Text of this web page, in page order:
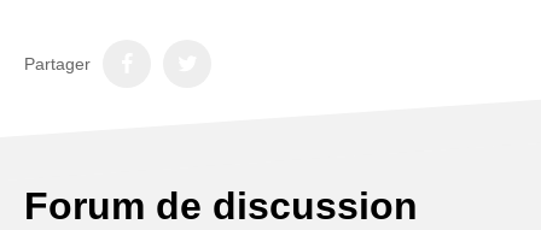
Partager
Forum de discussion